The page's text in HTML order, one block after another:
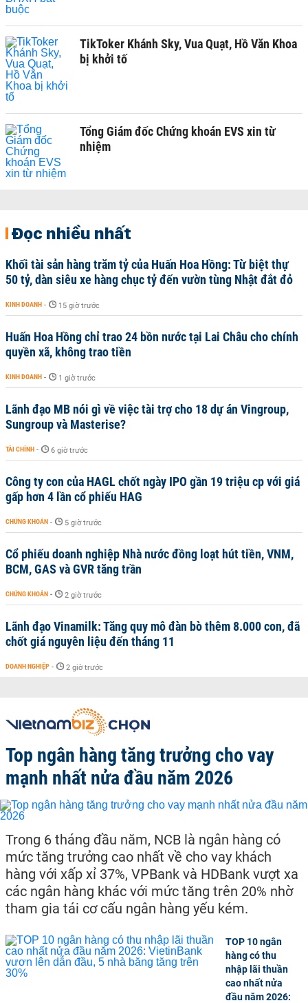
TikToker Khánh Sky, Vua Quạt, Hồ Văn Khoa
bị khởi tố
Tổng Giám đốc Chứng khoán EVS xin từ
nhiệm
Đọc nhiều nhất
Khối tài sản hàng trăm tỷ của Huấn Hoa Hồng: Từ biệt thự
50 tỷ, dàn siêu xe hàng chục tỷ đến vườn tùng Nhật đắt đỏ
KINH DOANH - 15 giờ trước
Huấn Hoa Hồng chỉ trao 24 bồn nước tại Lai Châu cho chính
quyền xã, không trao tiền
KINH DOANH - 1 giờ trước
Lãnh đạo MB nói gì về việc tài trợ cho 18 dự án Vingroup,
Sungroup và Masterise?
TÀI CHÍNH - 6 giờ trước
Công ty con của HAGL chốt ngày IPO gần 19 triệu cp với giá
gấp hơn 4 lần cổ phiếu HAG
CHỨNG KHOÁN - 5 giờ trước
Cổ phiếu doanh nghiệp Nhà nước đồng loạt hút tiền, VNM,
BCM, GAS và GVR tăng trần
CHỨNG KHOÁN - 2 giờ trước
Lãnh đạo Vinamilk: Tăng quy mô đàn bò thêm 8.000 con, đã
chốt giá nguyên liệu đến tháng 11
DOANH NGHIỆP - 2 giờ trước
Top ngân hàng tăng trưởng cho vay
mạnh nhất nửa đầu năm 2026
Trong 6 tháng đầu năm, NCB là ngân hàng có
mức tăng trưởng cao nhất về cho vay khách
hàng với xấp xỉ 37%, VPBank và HDBank vượt xa
các ngân hàng khác với mức tăng trên 20% nhờ
tham gia tái cơ cấu ngân hàng yếu kém.
TOP 10 ngân
hàng có thu
nhập lãi thuần
cao nhất nửa
đầu năm 2026: